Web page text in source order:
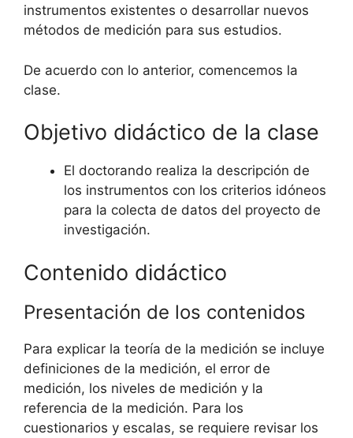
instrumentos existentes o desarrollar nuevos
métodos de medición para sus estudios.
De acuerdo con lo anterior, comencemos la
clase.
Objetivo didáctico de la clase
El doctorando realiza la descripción de
los instrumentos con los criterios idóneos
para la colecta de datos del proyecto de
investigación.
Contenido didáctico
Presentación de los contenidos
Para explicar la teoría de la medición se incluye
definiciones de la medición, el error de
medición, los niveles de medición y la
referencia de la medición. Para los
cuestionarios y escalas, se requiere revisar los